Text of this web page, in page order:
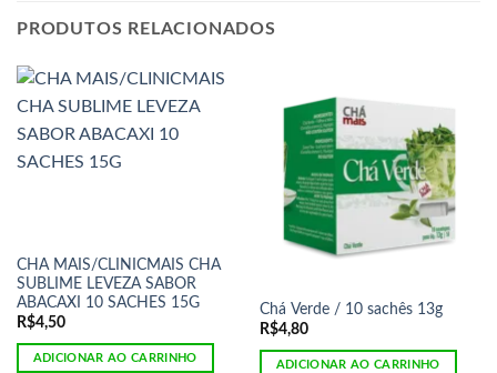
PRODUTOS RELACIONADOS
CHA MAIS/CLINICMAIS CHA
SUBLIME LEVEZA SABOR
ABACAXI 10 SACHES 15G
R$4,50
ADICIONAR AO CARRINHO
Chá Verde / 10 sachês 13g
R$4,80
ADICIONAR AO CARRINHO